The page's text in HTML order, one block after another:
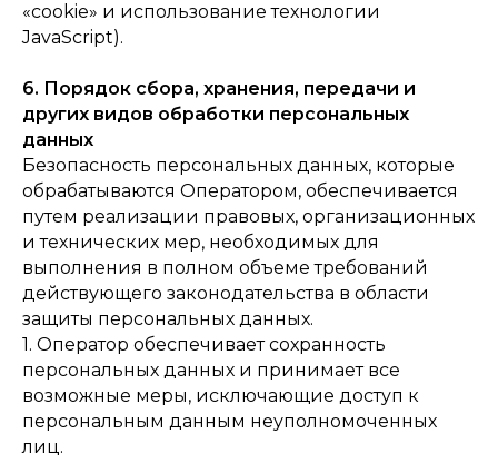
«cookie» и использование технологии
JavaScript).
6. Порядок сбора, хранения, передачи и
других видов обработки персональных
данных
Безопасность персональных данных, которые
обрабатываются Оператором, обеспечивается
путем реализации правовых, организационных
и технических мер, необходимых для
выполнения в полном объеме требований
действующего законодательства в области
защиты персональных данных.
1. Оператор обеспечивает сохранность
персональных данных и принимает все
возможные меры, исключающие доступ к
персональным данным неуполномоченных
лиц.